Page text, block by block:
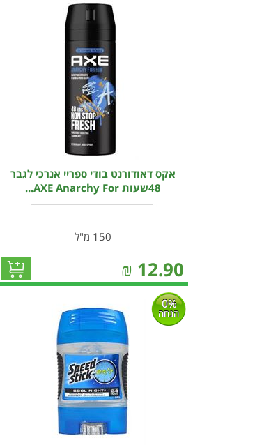
אקס דאודורנט בודי ספריי אנרכי לגבר
48שעות AXE Anarchy For...
150 מ"ל
12.90
₪
0%
הנחה